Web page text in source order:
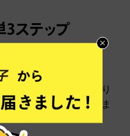
ステップ
-
込み・梱包
申込みしたら、箱に売り
いろいろ詰めて梱包しま